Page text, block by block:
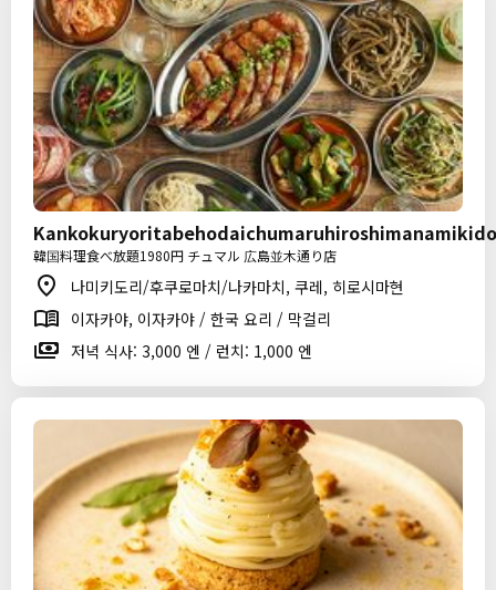
韓国料理食べ放題1980円 チュマル 広島並木通り店
나미키도리/후쿠로마치/나카마치, 쿠레, 히로시마현
이자카야, 이자카야 / 한국 요리 / 막걸리
저녁 식사: 3,000 엔 / 런치: 1,000 엔